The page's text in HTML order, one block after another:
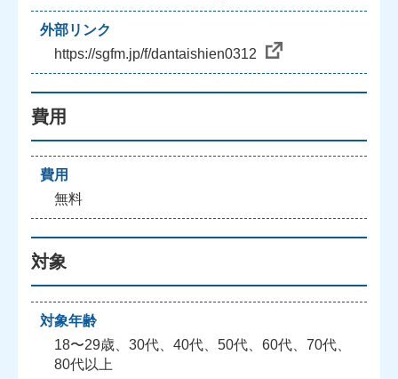
外部リンク
https://sgfm.jp/f/dantaishien0312
費用
費用
無料
対象
対象年齢
18〜29歳、30代、40代、50代、60代、70代、
80代以上